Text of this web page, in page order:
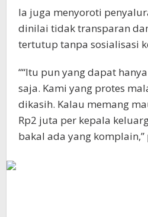
Ia juga menyoroti
dinilai tidak transparan
tertutup tanpa sosialisasi
““Itu pun yang dapat
saja. Kami yang protes
dikasih. Kalau memang
Rp2 juta per kepala
bakal ada yang komplain,”